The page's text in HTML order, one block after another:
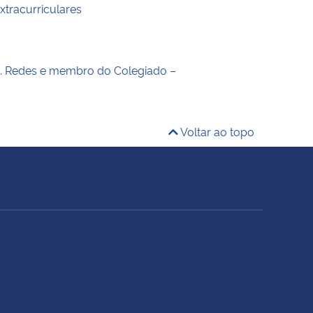
Redes e membro do Colegiado –
Voltar ao topo